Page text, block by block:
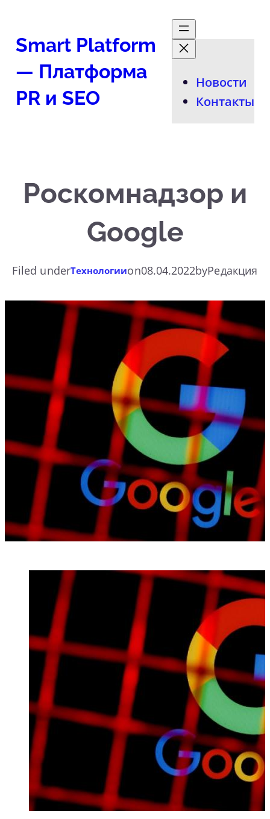
содержимому
Smart Platform
— Платформа
PR и SEO
Новости
Контакты
Роскомнадзор и
Google
Filed underТехнологииon08.04.2022byРедакция